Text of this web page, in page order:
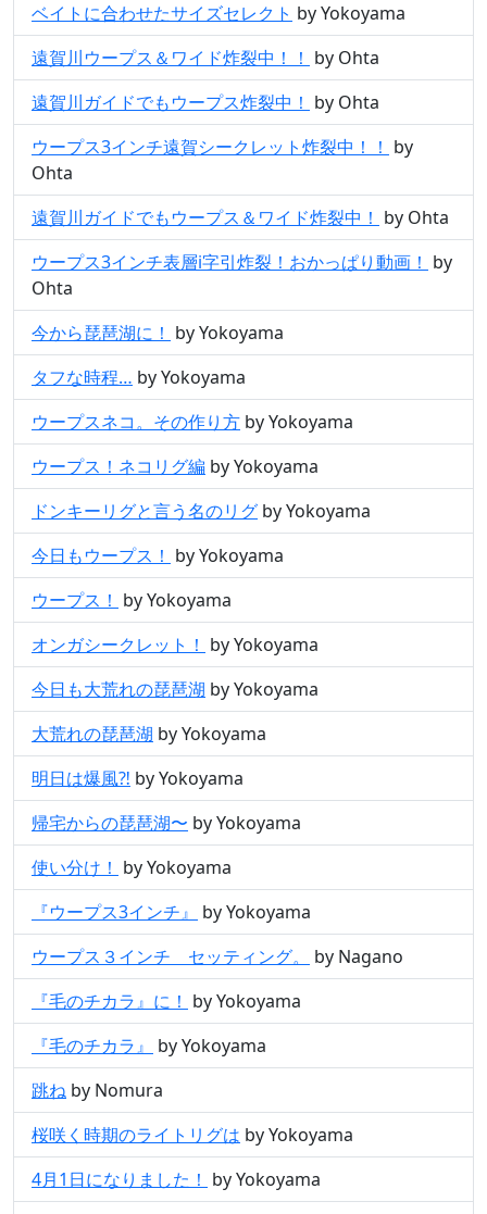
ベイトに合わせたサイズセレクト by Yokoyama
遠賀川ウープス＆ワイド炸裂中！！ by Ohta
遠賀川ガイドでもウープス炸裂中！ by Ohta
ウープス3インチ遠賀シークレット炸裂中！！ by
Ohta
遠賀川ガイドでもウープス＆ワイド炸裂中！ by Ohta
ウープス3インチ表層i字引炸裂！おかっぱり動画！ by
Ohta
今から琵琶湖に！ by Yokoyama
タフな時程… by Yokoyama
ウープスネコ。その作り方 by Yokoyama
ウープス！ネコリグ編 by Yokoyama
ドンキーリグと言う名のリグ by Yokoyama
今日もウープス！ by Yokoyama
ウープス！ by Yokoyama
オンガシークレット！ by Yokoyama
今日も大荒れの琵琶湖 by Yokoyama
大荒れの琵琶湖 by Yokoyama
明日は爆風⁈ by Yokoyama
帰宅からの琵琶湖〜 by Yokoyama
使い分け！ by Yokoyama
『ウープス3インチ』
by Yokoyama
ウープス３インチ セッティング。
by Nagano
『毛のチカラ』に！ by Yokoyama
『毛のチカラ』
by Yokoyama
跳ね by Nomura
桜咲く時期のライトリグは by Yokoyama
4月1日になりました！ by Yokoyama